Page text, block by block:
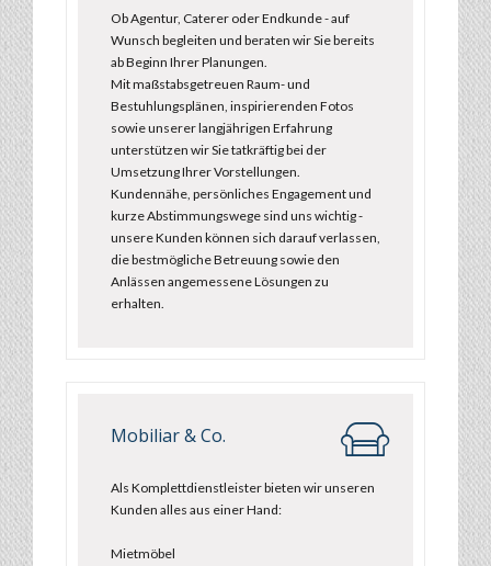
Ob Agentur, Caterer oder Endkunde - auf
Wunsch begleiten und beraten wir Sie bereits
ab Beginn Ihrer Planungen.
Mit maßstabsgetreuen Raum- und
Bestuhlungsplänen, inspirierenden Fotos
sowie unserer langjährigen Erfahrung
unterstützen wir Sie tatkräftig bei der
Umsetzung Ihrer Vorstellungen.
Kundennähe, persönliches Engagement und
kurze Abstimmungswege sind uns wichtig -
unsere Kunden können sich darauf verlassen,
die bestmögliche Betreuung sowie den
Anlässen angemessene Lösungen zu
erhalten.
Mobiliar & Co.
Als Komplettdienstleister bieten wir unseren
Kunden alles aus einer Hand:
Mietmöbel